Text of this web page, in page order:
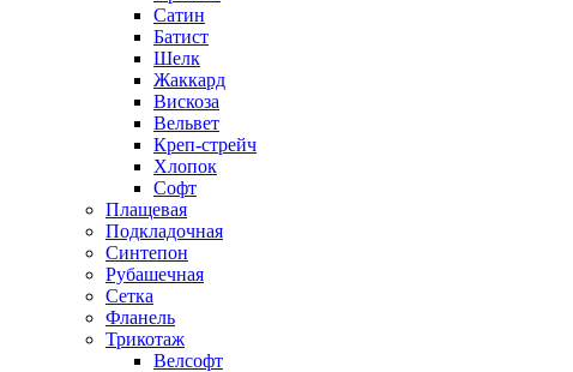
Сатин
Батист
Шелк
Жаккард
Вискоза
Вельвет
Креп-стрейч
Хлопок
Софт
Плащевая
Подкладочная
Синтепон
Рубашечная
Сетка
Фланель
Трикотаж
Велсофт